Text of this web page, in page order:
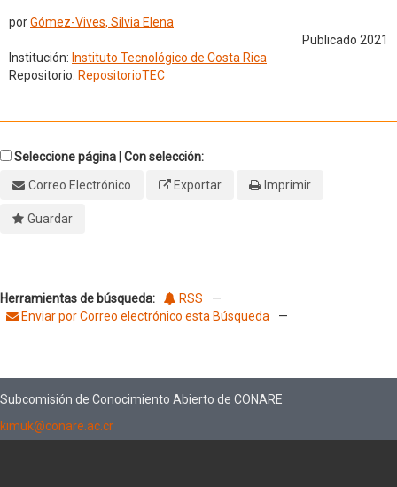
porGómez-Vives, Silvia Elena
Publicado 2021
Institución: Instituto Tecnológico de Costa Rica
Repositorio: RepositorioTEC
Seleccione página | Con selección:
Correo Electrónico
Exportar Imprimir
Guardar
Herramientas de búsqueda: RSS
—
Enviar por Correo electrónico esta Búsqueda
—
Subcomisión de Conocimiento Abierto de CONARE
kimuk@conare.ac.cr